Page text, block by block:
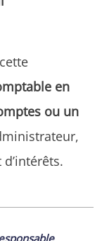
en
ou un